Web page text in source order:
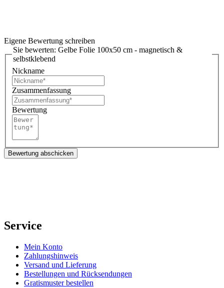
Eigene Bewertung schreiben
Sie bewerten: Gelbe Folie 100x50 cm - magnetisch &
selbstklebend
Nickname
Zusammenfassung
Bewertung
Bewertung abschicken
Service
Mein Konto
Zahlungshinweis
Versand und Lieferung
Bestellungen und Rücksendungen
Gratismuster bestellen